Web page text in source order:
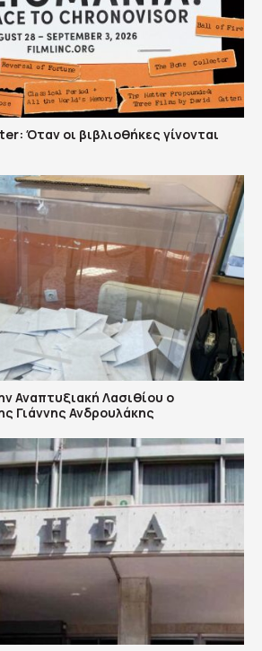
Όταν οι βιβλιοθήκες γίνονται
Αναπτυξιακή Λασιθίου ο
Γιάννης Ανδρουλάκης